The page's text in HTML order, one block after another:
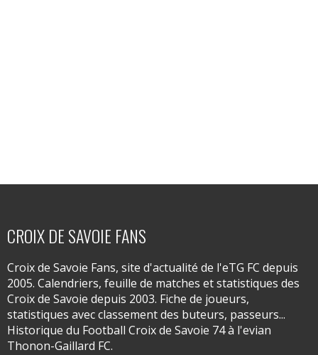
CROIX DE SAVOIE FANS
Croix de Savoie Fans, site d'actualité de l'eTG FC depuis
2005. Calendriers, feuille de matches et statistiques des
Croix de Savoie depuis 2003. Fiche de joueurs,
statistiques avec classement des buteurs, passeurs...
Historique du Football Croix de Savoie 74 à l'evian
Thonon-Gaillard FC.